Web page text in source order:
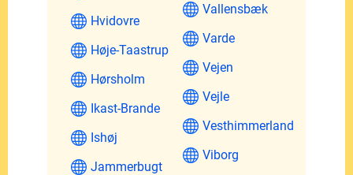
Hvidovre
Høje-Taastrup
Hørsholm
Ikast-Brande
Ishøj
Jammerbugt
Vallensbæk
Varde
Vejen
Vejle
Vesthimmerland
Viborg